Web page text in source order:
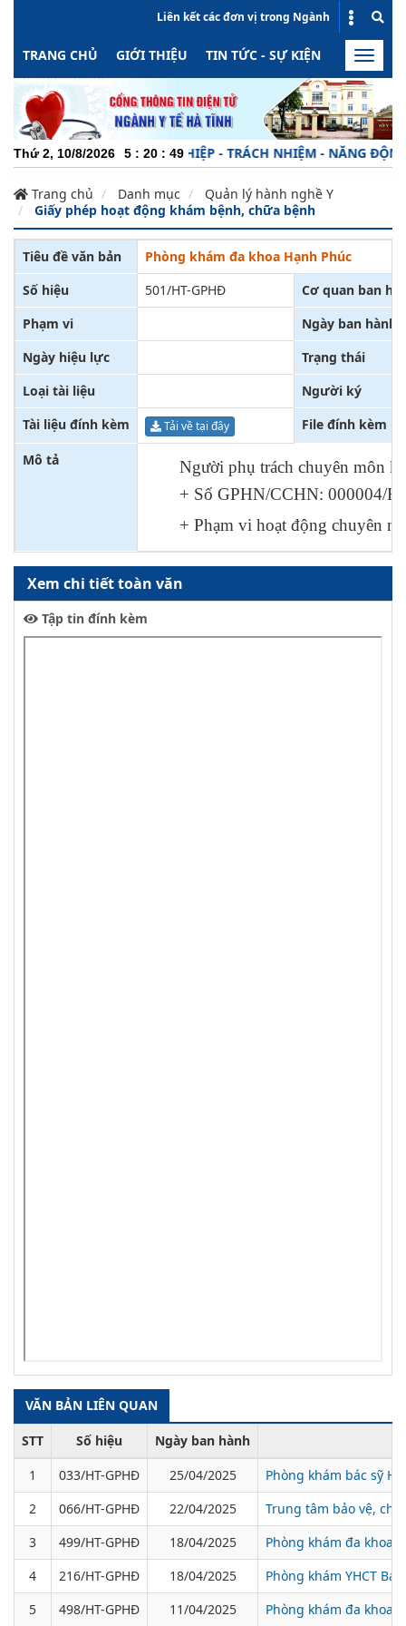
Liên kết các đơn vị trong Ngành
TRANG CHỦ GIỚI THIỆU TIN TỨC - SỰ KIỆN HOẠT
Toggle
Thứ 2, 10/8/2026 5 : 20 : 49
CHUYÊN NGHIỆP - TRÁCH NHIỆM - NĂNG ĐỘNG
Trang chủ Danh mục
Quản lý hành nghề Y
Giấy phép hoạt động khám bệnh, chữa bệnh
Tiêu đề văn bản
Phòng khám đa khoa Hạnh Phúc
Số hiệu
501/HT-GPHĐ
Cơ quan ban
Phạm vi
Ngày ban hành
Ngày hiệu lực
Trạng thái
Loại tài liệu
Người ký
Tài liệu đính kèm
Tải về tại đây File đính kèm
Mô tả
Người phụ trách chuyên môn
+ Số GPHN/CCHN: 000004/
+ Phạm vi hoạt động chuyên
Xem chi tiết toàn văn
Tập tin đính kèm
VĂN BẢN LIÊN QUAN
STT Số hiệu Ngày ban hành
1
033/HT-GPHĐ 25/04/2025
Phòng khám bác sỹ
2
066/HT-GPHĐ 22/04/2025
Trung tâm bảo vệ,
3
499/HT-GPHĐ 18/04/2025
Phòng khám đa khoa
4
216/HT-GPHĐ 18/04/2025
Phòng khám YHCT Bác
5
498/HT-GPHĐ 11/04/2025 Phòng khám đa khoa